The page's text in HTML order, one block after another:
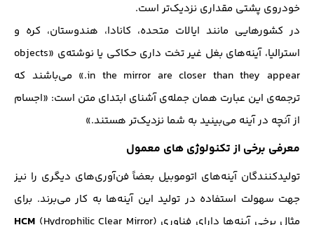
خودروی پشتی مقداری نزدیک‌تر است.
در کشورهایی مانند ایالات متحده، کانادا، هندوستان، کره و
استرالیا، آینه‌های بغل غیر تخت داری حکاکی یا نوشته‌ی «objects
in the mirror are closer than they appear.» می‌باشند که
ترجمه‌ی این عبارت همان جمله‌ی آشنای ابتدای متن است: «اجسام
از آنچه در آینه می‌بینید به شما نزدیک‌تر هستند.»
معرفی برخی از تکنولوژی های معمول
تولیدکنندگان آینه‌های اتوموبیل بعضاً فن‌آوری‌های دیگری را نیز
جهت سهولت استفاده در تولید این آینه‌ها به کار می‌برند. برای